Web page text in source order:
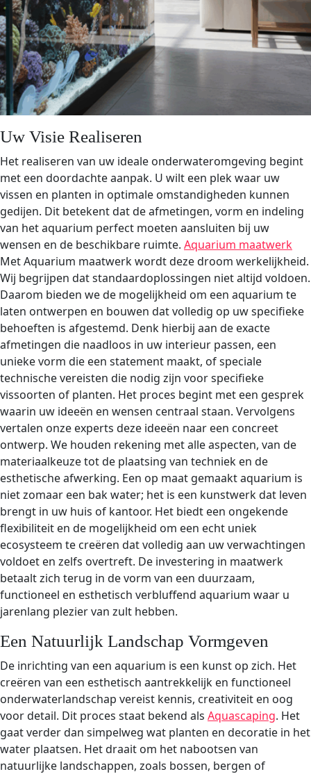
Uw Visie Realiseren
Het realiseren van uw ideale onderwateromgeving begint
met een doordachte aanpak. U wilt een plek waar uw
vissen en planten in optimale omstandigheden kunnen
gedijen. Dit betekent dat de afmetingen, vorm en indeling
van het aquarium perfect moeten aansluiten bij uw
wensen en de beschikbare ruimte. Aquarium maatwerk
Met Aquarium maatwerk wordt deze droom werkelijkheid.
Wij begrijpen dat standaardoplossingen niet altijd voldoen.
Daarom bieden we de mogelijkheid om een aquarium te
laten ontwerpen en bouwen dat volledig op uw specifieke
behoeften is afgestemd. Denk hierbij aan de exacte
afmetingen die naadloos in uw interieur passen, een
unieke vorm die een statement maakt, of speciale
technische vereisten die nodig zijn voor specifieke
vissoorten of planten. Het proces begint met een gesprek
waarin uw ideeën en wensen centraal staan. Vervolgens
vertalen onze experts deze ideeën naar een concreet
ontwerp. We houden rekening met alle aspecten, van de
materiaalkeuze tot de plaatsing van techniek en de
esthetische afwerking. Een op maat gemaakt aquarium is
niet zomaar een bak water; het is een kunstwerk dat leven
brengt in uw huis of kantoor. Het biedt een ongekende
flexibiliteit en de mogelijkheid om een echt uniek
ecosysteem te creëren dat volledig aan uw verwachtingen
voldoet en zelfs overtreft. De investering in maatwerk
betaalt zich terug in de vorm van een duurzaam,
functioneel en esthetisch verbluffend aquarium waar u
jarenlang plezier van zult hebben.
Een Natuurlijk Landschap Vormgeven
De inrichting van een aquarium is een kunst op zich. Het
creëren van een esthetisch aantrekkelijk en functioneel
onderwaterlandschap vereist kennis, creativiteit en oog
voor detail. Dit proces staat bekend als Aquascaping. Het
gaat verder dan simpelweg wat planten en decoratie in het
water plaatsen. Het draait om het nabootsen van
natuurlijke landschappen, zoals bossen, bergen of